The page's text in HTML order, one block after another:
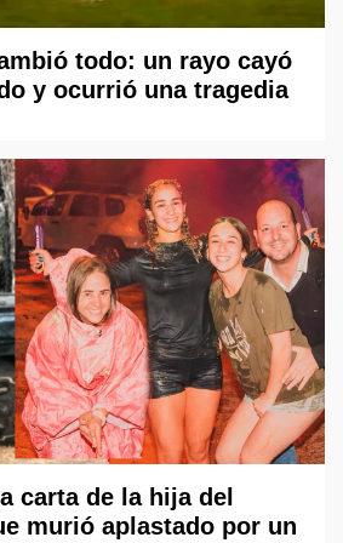
todo: un rayo cayó
y ocurrió una tragedia
carta de la hija del
murió aplastado por un